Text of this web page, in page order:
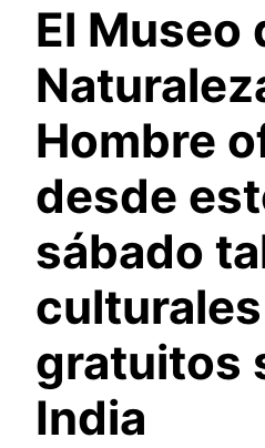
El Museo
Hombre
desde
sábado
culturales
gratuitos
India